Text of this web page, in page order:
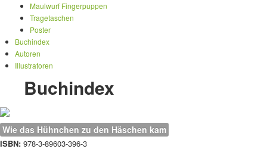
Maulwurf Fingerpuppen
Tragetaschen
Poster
Buchindex
Autoren
Illustratoren
Buchindex
Wie das Hühnchen zu den Häschen kam
ISBN: 978-3-89603-396-3